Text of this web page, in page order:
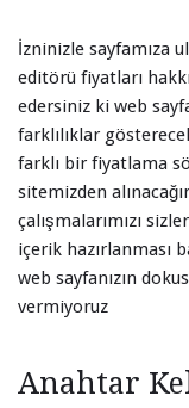
İzninizle sayfamıza
editörü fiyatları
edersiniz ki web
farklılıklar
farklı bir fiyatlama
sitemizden
çalışmalarımızı
içerik hazırlanması
web sayfanızın
vermiyoruz
Anahtar